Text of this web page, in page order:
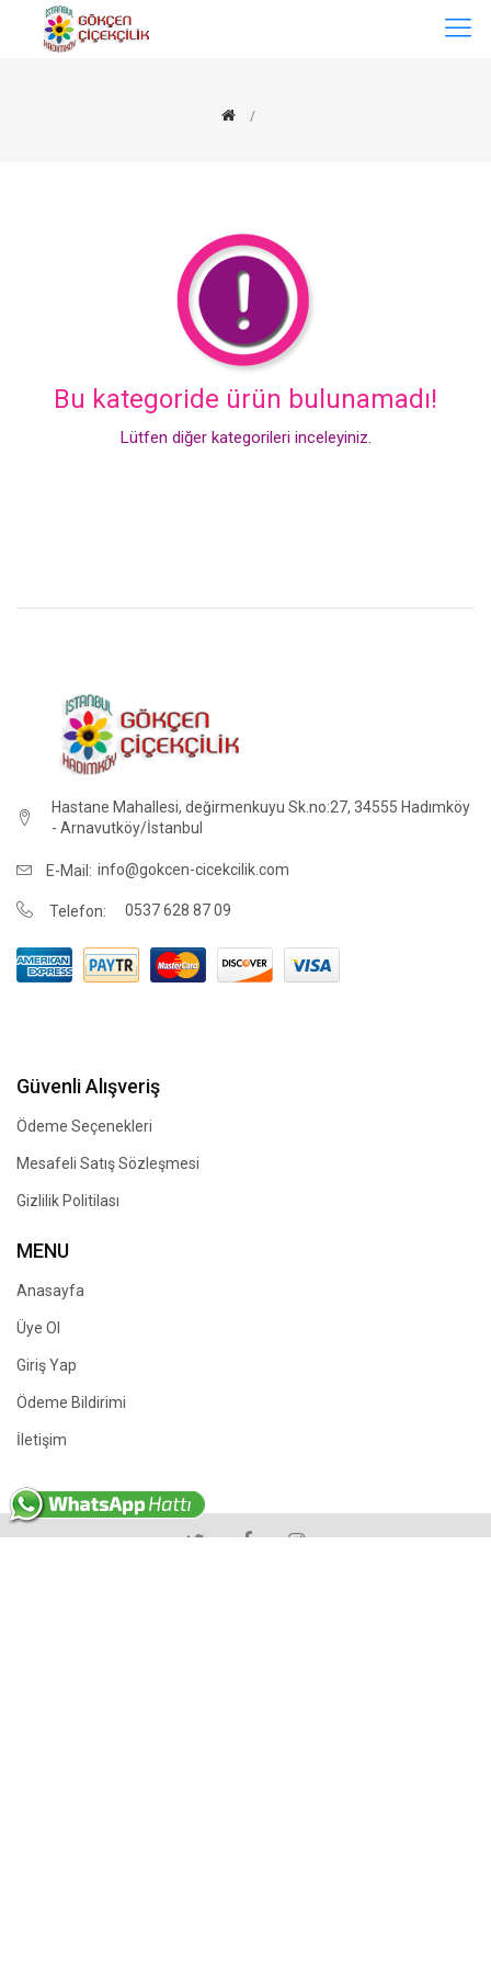
Bu kategoride ürün bulunamadı!
Lütfen diğer kategorileri inceleyiniz.
Hastane Mahallesi, değirmenkuyu Sk.no:27, 34555 Hadımköy
- Arnavutköy/İstanbul
E-Mail: info@gokcen-cicekcilik.com
Telefon: 0537 628 87 09
Güvenli Alışveriş
Ödeme Seçenekleri
Mesafeli Satış Sözleşmesi
Gizlilik Politilası
MENU
Anasayfa
Üye Ol
Giriş Yap
Ödeme Bildirimi
İletişim